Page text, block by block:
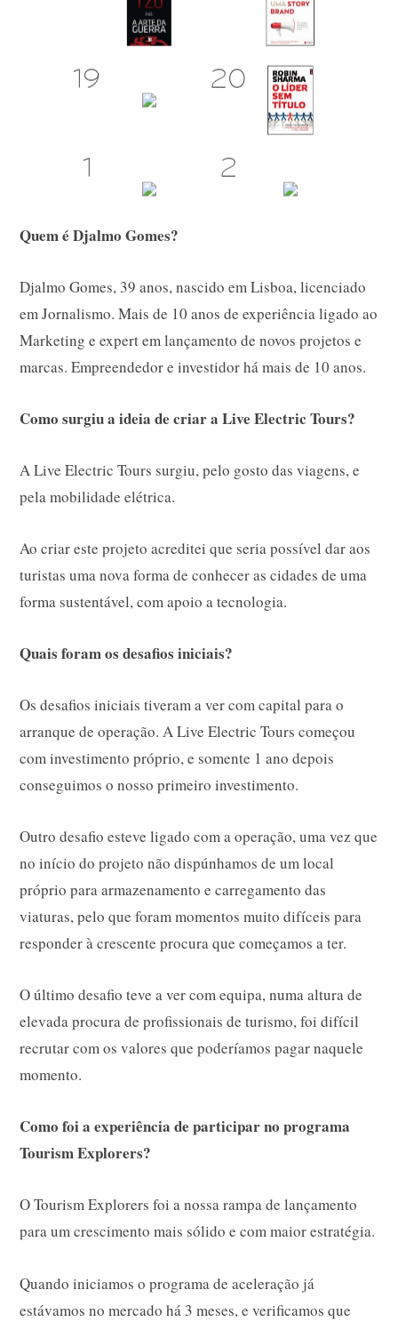
Quem é Djalmo Gomes?
Djalmo Gomes, 39 anos, nascido em Lisboa, licenciado
em Jornalismo. Mais de 10 anos de experiência ligado ao
Marketing e expert em lançamento de novos projetos e
marcas. Empreendedor e investidor há mais de 10 anos.
Como surgiu a ideia de criar a Live Electric Tours?
A Live Electric Tours surgiu, pelo gosto das viagens, e
pela mobilidade elétrica.
Ao criar este projeto acreditei que seria possível dar aos
turistas uma nova forma de conhecer as cidades de uma
forma sustentável, com apoio a tecnologia.
Quais foram os desafios iniciais?
Os desafios iniciais tiveram a ver com capital para o
arranque de operação. A Live Electric Tours começou
com investimento próprio, e somente 1 ano depois
conseguimos o nosso primeiro investimento.
Outro desafio esteve ligado com a operação, uma vez que
no início do projeto não dispúnhamos de um local
próprio para armazenamento e carregamento das
viaturas, pelo que foram momentos muito difíceis para
responder à crescente procura que começamos a ter.
O último desafio teve a ver com equipa, numa altura de
elevada procura de profissionais de turismo, foi difícil
recrutar com os valores que poderíamos pagar naquele
momento.
Como foi a experiência de participar no programa
Tourism Explorers?
O Tourism Explorers foi a nossa rampa de lançamento
para um crescimento mais sólido e com maior estratégia.
Quando iniciamos o programa de aceleração já
estávamos no mercado há 3 meses, e verificamos que